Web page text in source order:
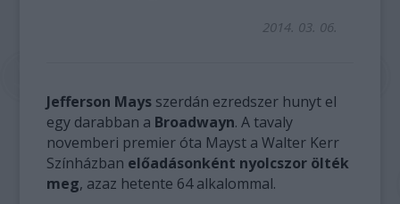
2014. 03. 06.
Jefferson Mays szerdán ezredszer hunyt el
egy darabban a Broadwayn. A tavaly
novemberi premier óta Mayst a Walter Kerr
Színházban előadásonként nyolcszor ölték
meg, azaz hetente 64 alkalommal.